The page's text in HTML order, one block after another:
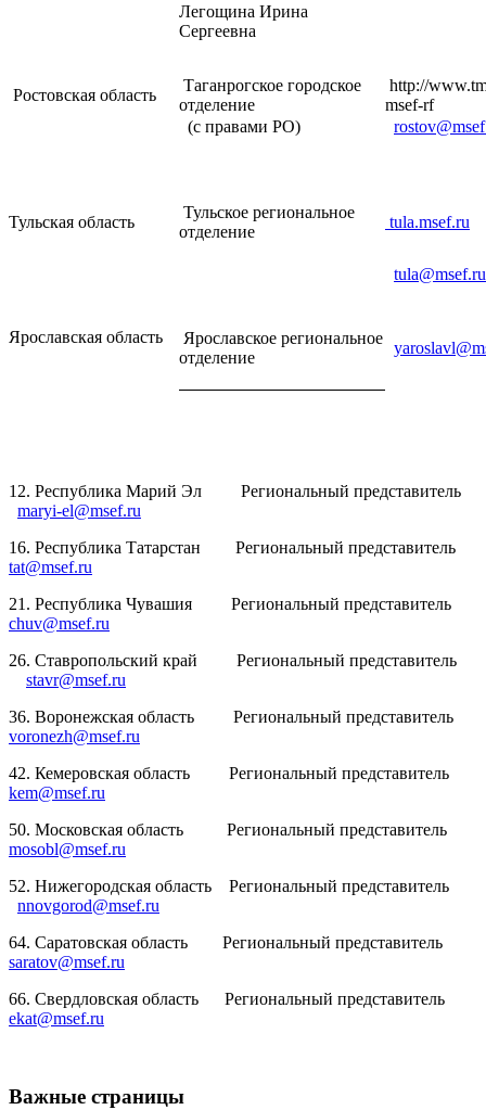
Легощина Ирина
Сергеевна
Ростовская область
Таганрогское городское
отделение
http://
msef-rf
(с правами РО)
Тульская область
Тульское региональное
отделение
tula.msef.ru
tula@msef.ru
Ярославская область
Ярославское региональное
отделение
12. Республика Марий Эл Региональный представитель
maryi-el@msef.ru
16. Республика Татарстан Региональный представитель
tat@msef.ru
21. Республика Чувашия Региональный представитель
chuv@msef.ru
26. Ставропольский край Региональный представитель
stavr@msef.ru
36. Воронежская область Региональный представитель
voronezh@msef.ru
42. Кемеровская область Региональный представитель
kem@msef.ru
50. Московская область Региональный представитель
mosobl@msef.ru
52. Нижегородская область Региональный представитель
nnovgorod@msef.ru
64. Саратовская область Региональный представитель
saratov@msef.ru
66. Свердловская область Региональный представитель
ekat@msef.ru
Важные страницы